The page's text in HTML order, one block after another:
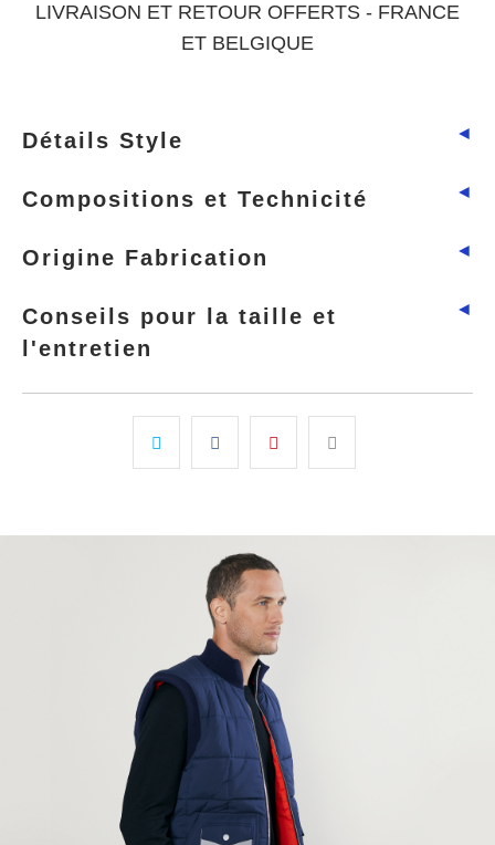
LIVRAISON ET RETOUR OFFERTS - FRANCE
ET BELGIQUE
◄
Détails Style
◄
Compositions et Technicité
◄
Origine Fabrication
◄
Conseils pour la taille et
l'entretien